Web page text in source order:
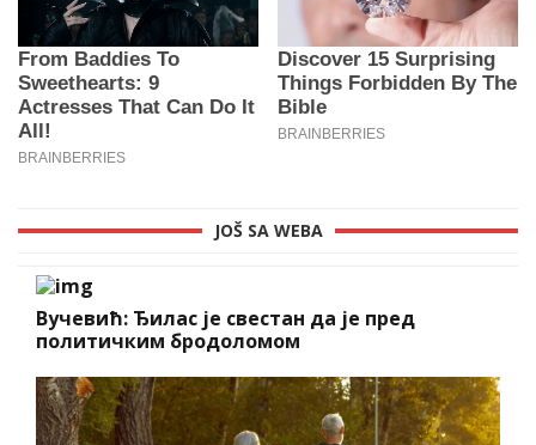
JOŠ SA WEBA
Вучевић: Ђилас је свестан да је пред
политичким бродоломом